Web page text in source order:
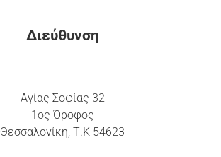
Διεύθυνση
Αγίας Σοφίας 32
1ος Όροφος
Θεσσαλονίκη, Τ.Κ 54623